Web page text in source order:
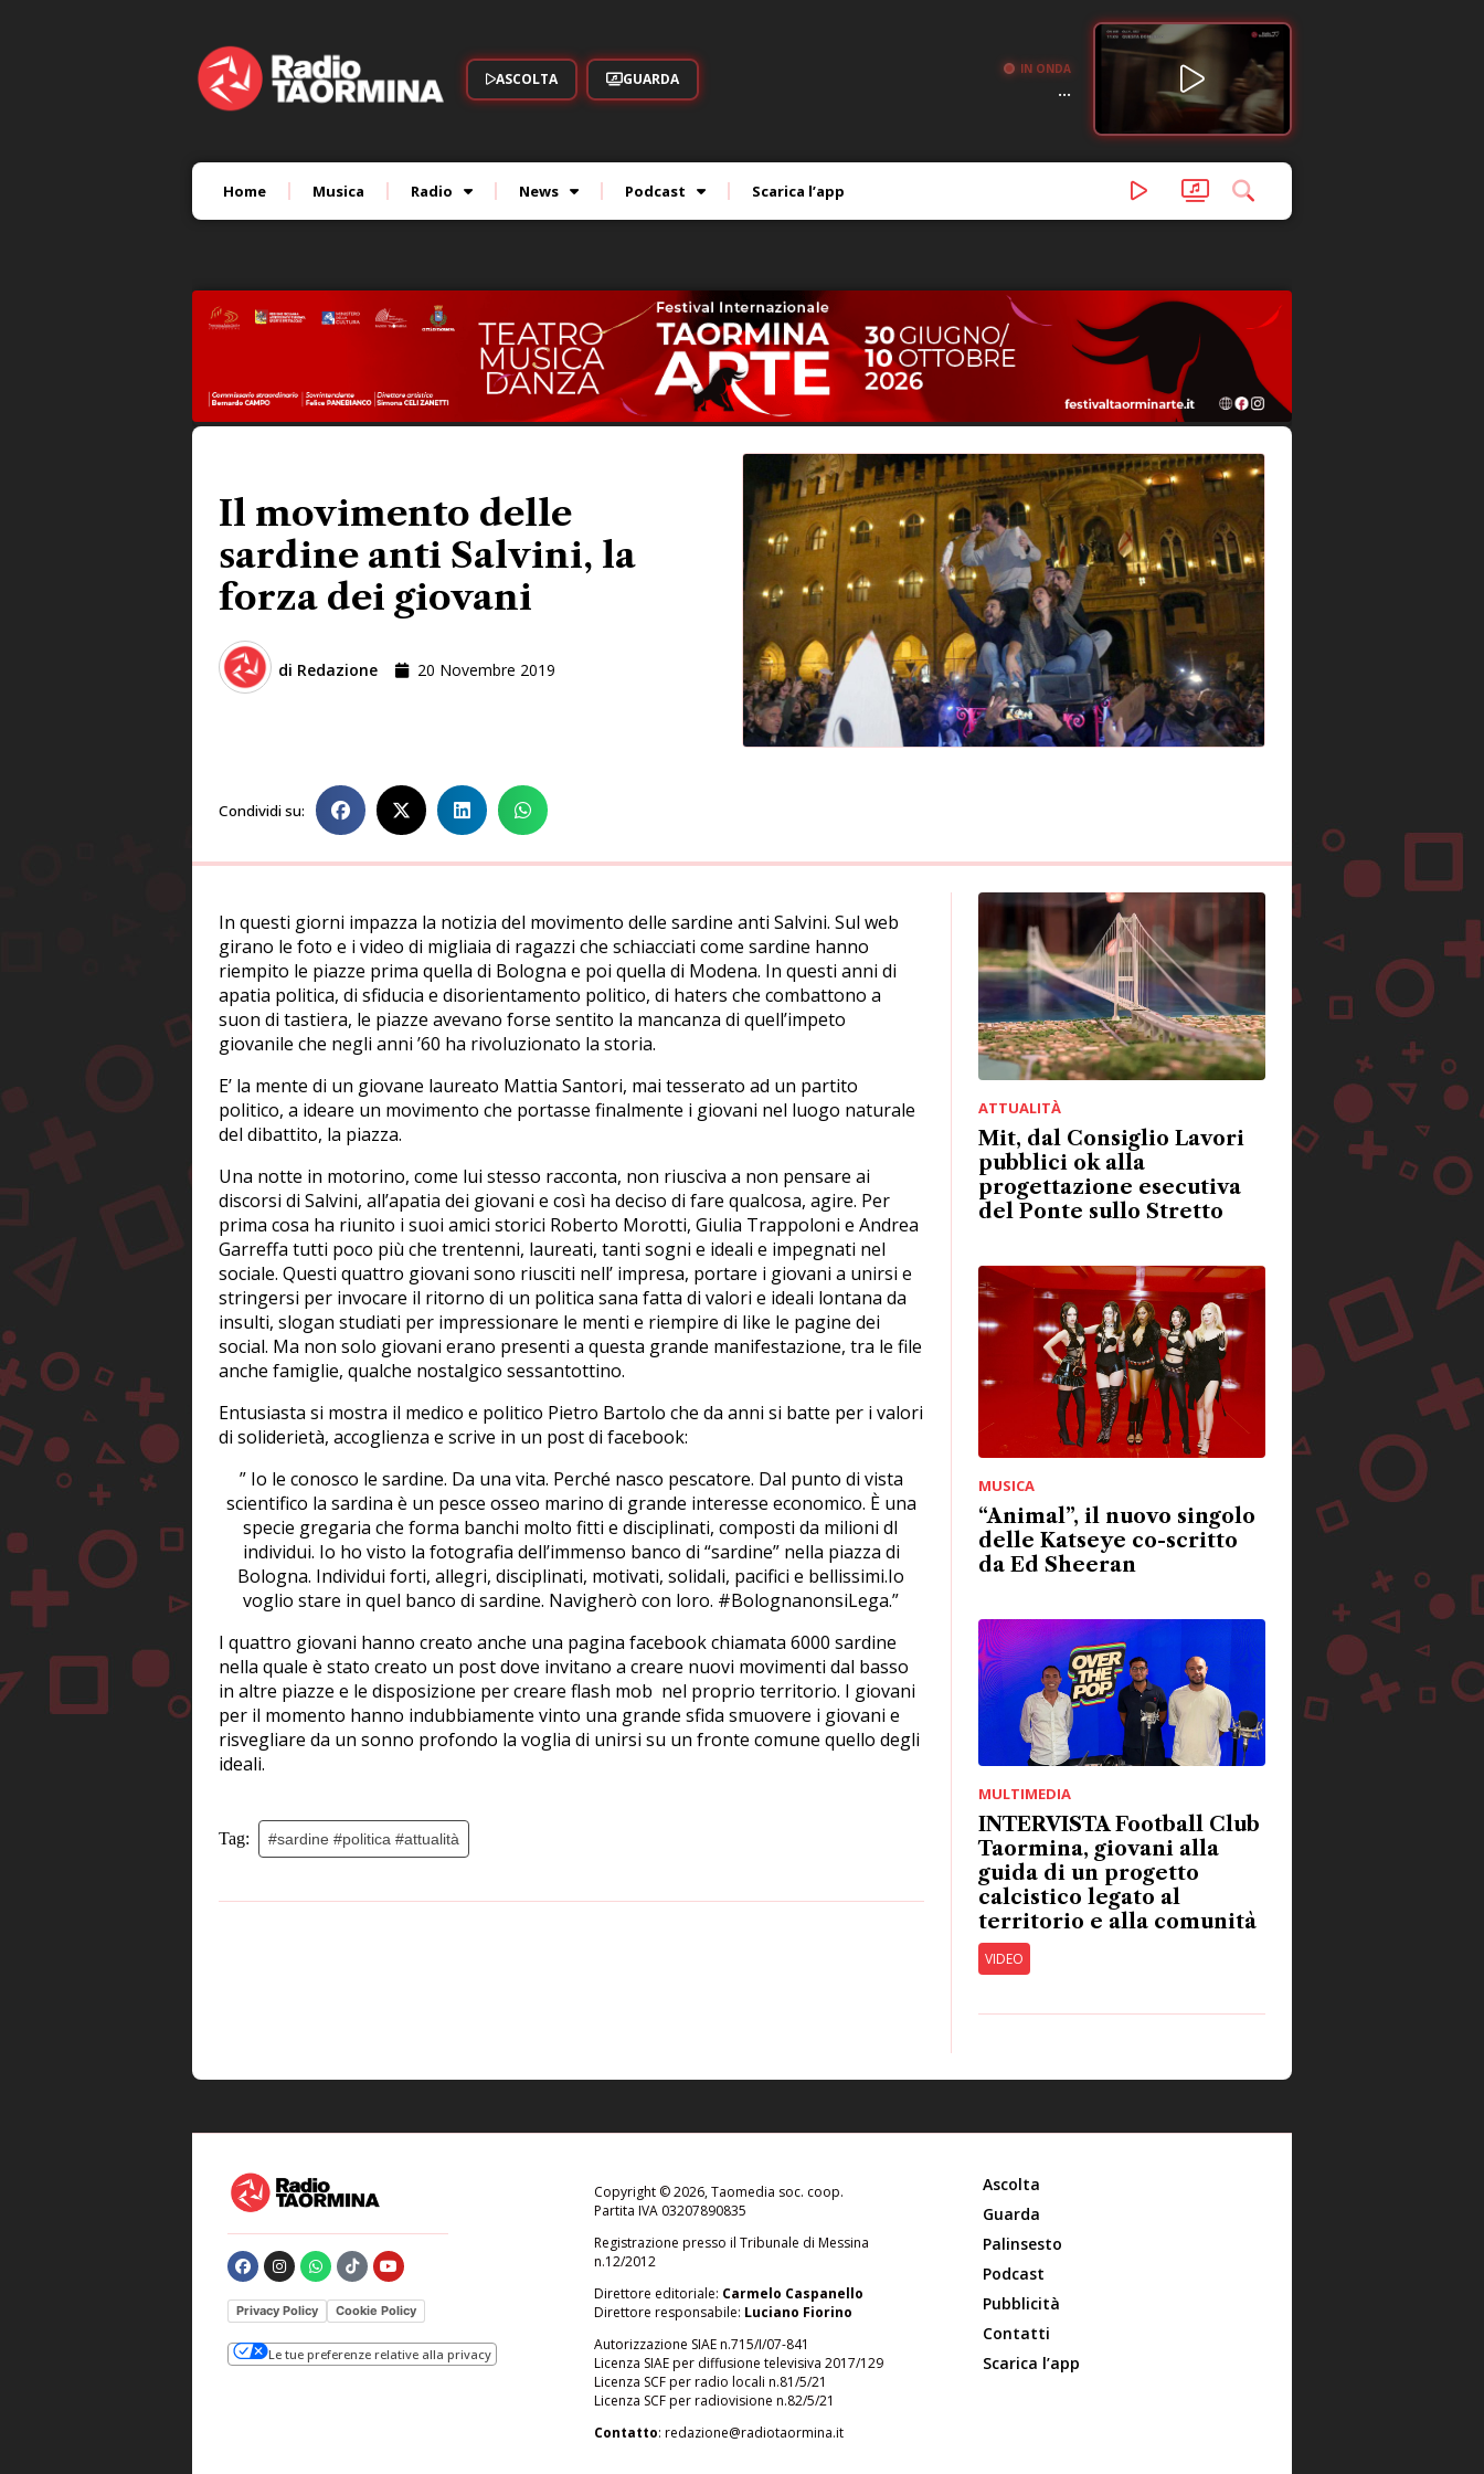
ASCOLTA GUARDA
IN ONDA
...
Home Musica Radio News Podcast Scarica l’app
Il movimento delle
sardine anti Salvini, la
forza dei giovani
di Redazione 20 Novembre 2019
Condividi su:
In questi giorni impazza la notizia del movimento delle sardine anti Salvini. Sul web
girano le foto e i video di migliaia di ragazzi che schiacciati come sardine hanno
riempito le piazze prima quella di Bologna e poi quella di Modena. In questi anni di
apatia politica, di sfiducia e disorientamento politico, di haters che combattono a
suon di tastiera, le piazze avevano forse sentito la mancanza di quell’impeto
giovanile che negli anni ’60 ha rivoluzionato la storia.
E’ la mente di un giovane laureato Mattia Santori, mai tesserato ad un partito
politico, a ideare un movimento che portasse finalmente i giovani nel luogo naturale
del dibattito, la piazza.
Una notte in motorino, come lui stesso racconta, non riusciva a non pensare ai
discorsi di Salvini, all’apatia dei giovani e così ha deciso di fare qualcosa, agire. Per
prima cosa ha riunito i suoi amici storici Roberto Morotti, Giulia Trappoloni e Andrea
Garreffa tutti poco più che trentenni, laureati, tanti sogni e ideali e impegnati nel
sociale. Questi quattro giovani sono riusciti nell’ impresa, portare i giovani a unirsi e
stringersi per invocare il ritorno di un politica sana fatta di valori e ideali lontana da
insulti, slogan studiati per impressionare le menti e riempire di like le pagine dei
social. Ma non solo giovani erano presenti a questa grande manifestazione, tra le file
anche famiglie, qualche nostalgico sessantottino.
Entusiasta si mostra il medico e politico Pietro Bartolo che da anni si batte per i valori
di soliderietà, accoglienza e scrive in un post di facebook:
” Io le conosco le sardine. Da una vita. Perché nasco pescatore. Dal punto di vista
scientifico la sardina è un pesce osseo marino di grande interesse economico. È una
specie gregaria che forma banchi molto fitti e disciplinati, composti da milioni dI
individui. Io ho visto la fotografia dell’immenso banco di “sardine” nella piazza di
Bologna. Individui forti, allegri, disciplinati, motivati, solidali, pacifici e bellissimi.Io
voglio stare in quel banco di sardine. Navigherò con loro. #BolognanonsiLega.”
I quattro giovani hanno creato anche una pagina facebook chiamata 6000 sardine
nella quale è stato creato un post dove invitano a creare nuovi movimenti dal basso
in altre piazze e le disposizione per creare flash mob nel proprio territorio. I giovani
per il momento hanno indubbiamente vinto una grande sfida smuovere i giovani e
risvegliare da un sonno profondo la voglia di unirsi su un fronte comune quello degli
ideali.
Tag: #sardine #politica #attualità
ATTUALITÀ
Mit, dal Consiglio Lavori
pubblici ok alla
progettazione esecutiva
del Ponte sullo Stretto
MUSICA
“Animal”, il nuovo singolo
delle Katseye co-scritto
da Ed Sheeran
MULTIMEDIA
INTERVISTA Football Club
Taormina, giovani alla
guida di un progetto
calcistico legato al
territorio e alla comunità
VIDEO
Privacy Policy Cookie Policy
Le tue preferenze relative alla privacy
Copyright © 2026, Taomedia soc. coop.
Partita IVA 03207890835
Registrazione presso il Tribunale di Messina
n.12/2012
Direttore editoriale: Carmelo Caspanello
Direttore responsabile: Luciano Fiorino
Autorizzazione SIAE n.715/I/07-841
Licenza SIAE per diffusione televisiva 2017/129
Licenza SCF per radio locali n.81/5/21
Licenza SCF per radiovisione n.82/5/21
Contatto: redazione@radiotaormina.it
Ascolta
Guarda
Palinsesto
Podcast
Pubblicità
Contatti
Scarica l’app